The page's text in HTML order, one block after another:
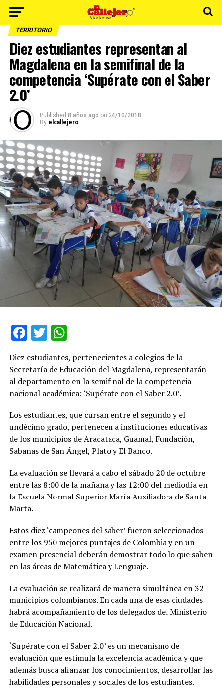
TERRITORIO
Diez estudiantes representan al
Magdalena en la semifinal de la
competencia ‘Supérate con el Saber
2.0’
Published 8 años ago on 24/10/2018
By elcallejero
Facebook
TwitterWhatsApp
Diez estudiantes, pertenecientes a colegios de la
Secretaría de Educación del Magdalena, representarán
al departamento en la semifinal de la competencia
nacional académica: ‘Supérate con el Saber 2.0’.
Los estudiantes, que cursan entre el segundo y el
undécimo grado, pertenecen a instituciones educativas
de los municipios de Aracataca, Guamal, Fundación,
Sabanas de San Ángel, Plato y El Banco.
La evaluación se llevará a cabo el sábado 20 de octubre
entre las 8:00 de la mañana y las 12:00 del mediodía en
la Escuela Normal Superior María Auxiliadora de Santa
Marta.
Estos diez ‘campeones del saber’ fueron seleccionados
entre los 950 mejores puntajes de Colombia y en un
examen presencial deberán demostrar todo lo que saben
en las áreas de Matemática y Lenguaje.
La evaluación se realizará de manera simultánea en 32
municipios colombianos. En cada una de esas ciudades
habrá acompañamiento de los delegados del Ministerio
de Educación Nacional.
‘Supérate con el Saber 2.0’ es un mecanismo de
evaluación que estimula la excelencia académica y que
además busca afianzar los conocimientos, desarrollar las
habilidades personales y sociales de los estudiantes.